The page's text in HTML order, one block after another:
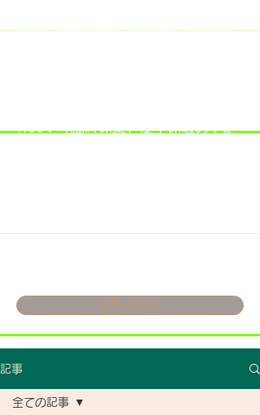
7/18：臨時休業とさせていただきま
​7/30：（臨時休業）夏季休暇の予定
お問い合わせ
記事
全ての記事